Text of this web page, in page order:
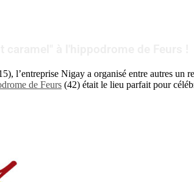
l’entreprise Nigay a organisé entre autres un
de Feurs (42) était le lieu parfait pour